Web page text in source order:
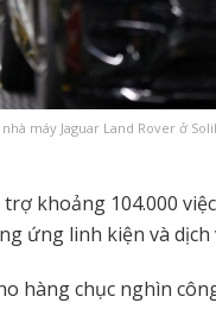
máy Jaguar Land Rover ở
khoảng 104.000
ứng linh kiện và dịch
hàng chục nghìn